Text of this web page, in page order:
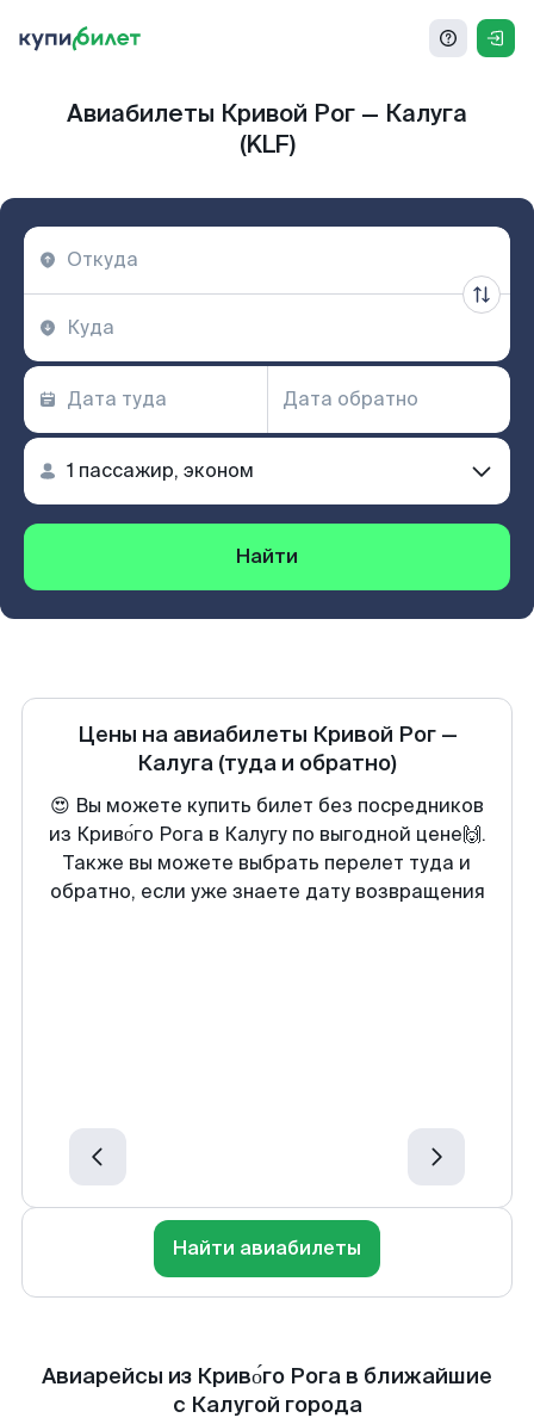
Авиабилеты Кривой Рог — Калуга
(KLF)
Найти
Цены на авиабилеты Кривой Рог—
Калуга (туда и обратно)
😍 Вы можете купить билет без посредников
из Криво́го Рога в Калугу по выгодной цене🙌.
Также вы можете выбрать перелет туда и
обратно, если уже знаете дату возвращения
Найти авиабилеты
Авиарейсы из Криво́го Рога в ближайшие
с Калугой города